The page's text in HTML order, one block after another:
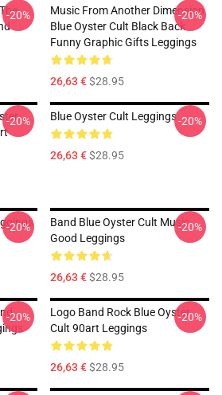
-20%
Music From Another Dimension
Blue Oyster Cult Black Back
Funny Graphic Gifts Leggings
26,63 €$28.95
-20%
-20% Blue Oyster Cult Leggings
26,63 €$28.95
-20%
-20%
Band Blue Oyster Cult Music
Good Leggings
26,63 €$28.95
-20%
-20%
Logo Band Rock Blue Oyster
Cult 90art Leggings
26,63 €$28.95
-20%